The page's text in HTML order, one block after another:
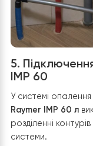
теплу
комфортну
забезпечує
період.
Система
автоматично